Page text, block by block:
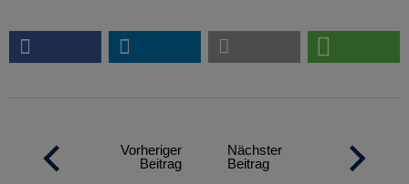
Vorheriger
Beitrag
Nächster
Beitrag